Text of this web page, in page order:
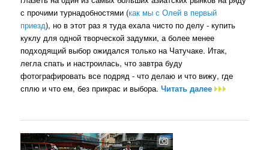
с прочими турнадобностями (как мы с Олей в первый
приезд), но в этот раз я туда ехала чисто по делу - купить
куклу для одной творческой задумки, а более менее
подходящий выбор ожидался только на Чатучаке. Итак,
легла спать и настроилась, что завтра буду
фотографировать все подряд - что делаю и что вижу, где
сплю и что ем, без прикрас и выбора.Читать далее